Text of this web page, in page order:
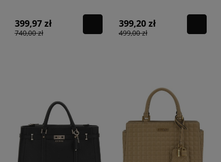
399,97 zł
740,00 zł
399,20 zł
499,00 zł